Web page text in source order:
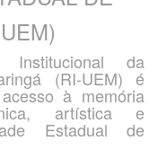
da
(RI-UEM) é
à memória
artística e
Estadual de